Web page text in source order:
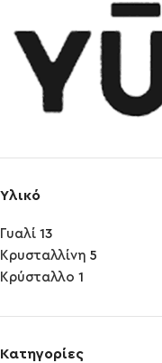
Υλικό
Γυαλί 13
Κρυσταλλίνη 5
Κρύσταλλο 1
Κατηγορίες